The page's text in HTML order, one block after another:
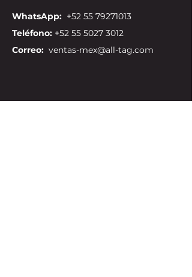
WhatsApp: +52 55 79271013
Teléfono: +52 55 5027 3012
Correo: ventas-mex@all-tag.com